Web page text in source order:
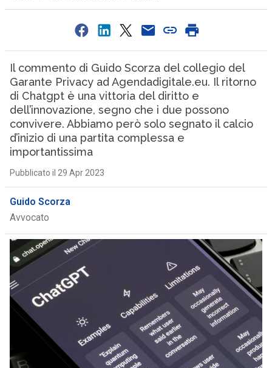
Il commento di Guido Scorza del collegio del
Garante Privacy ad Agendadigitale.eu. Il ritorno
di Chatgpt è una vittoria del diritto e
dell’innovazione, segno che i due possono
convivere. Abbiamo però solo segnato il calcio
d’inizio di una partita complessa e
importantissima
Pubblicato il 29 Apr 2023
Guido Scorza
Avvocato